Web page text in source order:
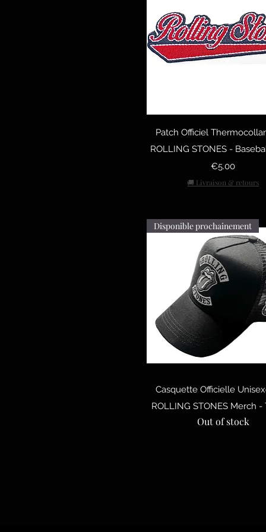
Quick View
Patch Officiel
ROLLING STONES -
Price
€5.00
🚚 Livraison & retours
Quick View
Disponible prochainement
Casquette Officielle
ROLLING STONES Merch -
Out of stock